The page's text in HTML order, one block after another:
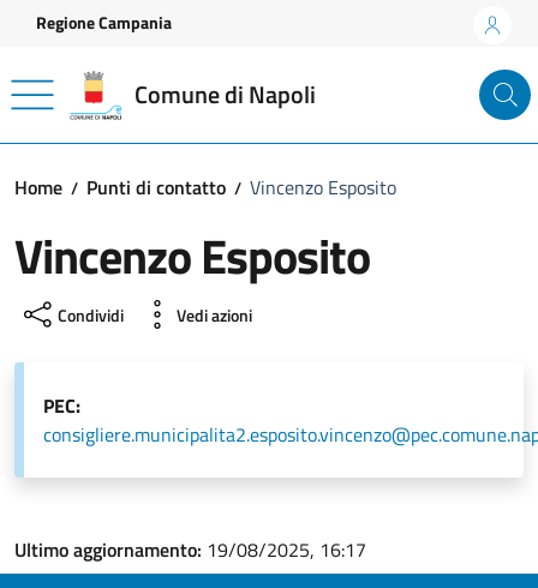
Vai ai contenuti
Vai al footer
Regione Campania
Comune di Napoli
Home Punti di contatto Vincenzo Esposito
Vincenzo Esposito
Condividi Vedi azioni
PEC:
Ultimo aggiornamento: 19/08/2025, 16:17